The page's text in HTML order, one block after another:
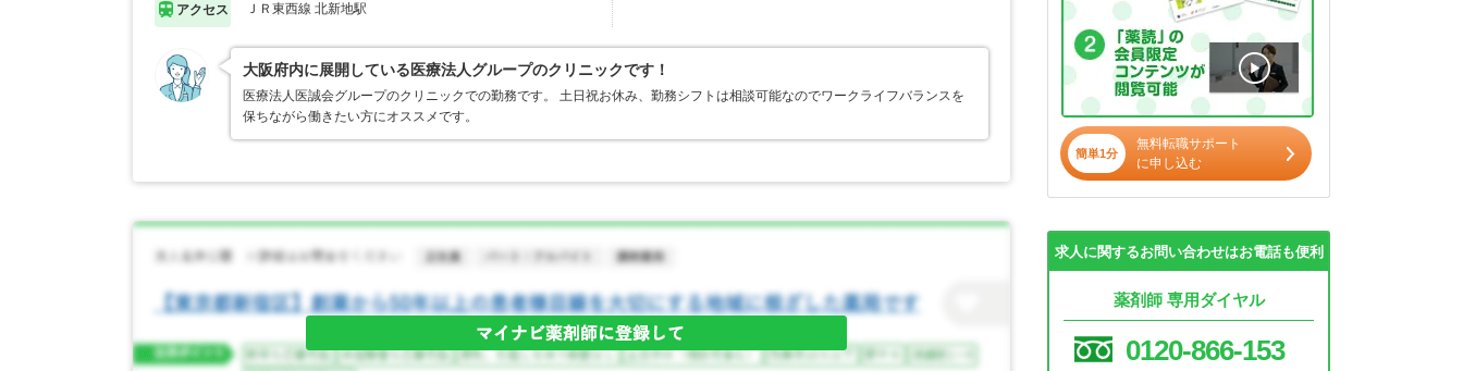
アクセス ＪＲ東西線 北新地駅
大阪府内に展開している医療法人グループのクリニックです！
医療法人医誠会グループのクリニックでの勤務です。 土日祝お休み、勤務シフトは相談可能なのでワークライフバランスを
保ちながら働きたい方にオススメです。
簡単1分
無料転職サポート
に申し込む
求人に関するお問い合わせはお電話も便利
薬剤師 専用ダイヤル
0120-866-153